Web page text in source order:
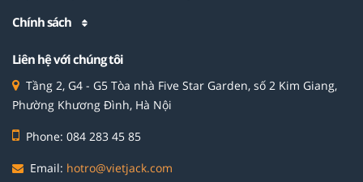
Chính sách
Liên hệ với chúng tôi
Tầng 2, G4 - G5 Tòa nhà Five Star Garden, số 2 Kim Giang,
Phường Khương Đình, Hà Nội
Phone: 084 283 45 85
Email: hotro@vietjack.com